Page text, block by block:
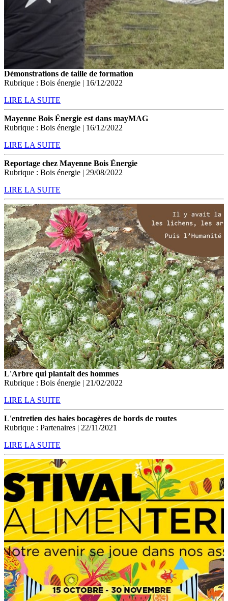
Démonstrations de taille de formation
Rubrique : Bois énergie | 16/12/2022
LIRE LA SUITE
Mayenne Bois Énergie est dans mayMAG
Rubrique : Bois énergie | 16/12/2022
LIRE LA SUITE
Reportage chez Mayenne Bois Énergie
Rubrique : Bois énergie | 29/08/2022
LIRE LA SUITE
L'Arbre qui plantait des hommes
Rubrique : Bois énergie | 21/02/2022
LIRE LA SUITE
L'entretien des haies bocagères de bords de routes
Rubrique : Partenaires | 22/11/2021
LIRE LA SUITE